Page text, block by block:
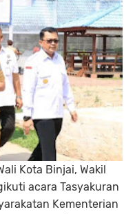
Kota Binjai, Wakil
acara Tasyakuran
Kementerian